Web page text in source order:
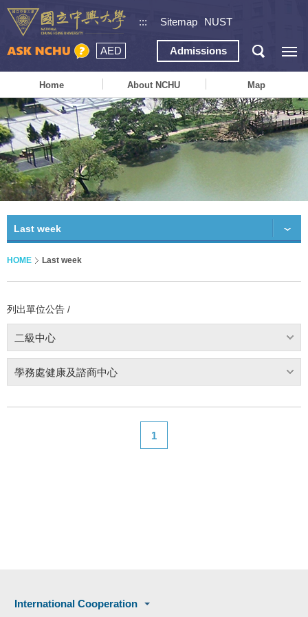
::: Sitemap NUST
AED Admissions
Home About NCHU Map
Last week
HOME Last week
列出單位公告 /
二級中心
學務處健康及諮商中心
1
International Cooperation